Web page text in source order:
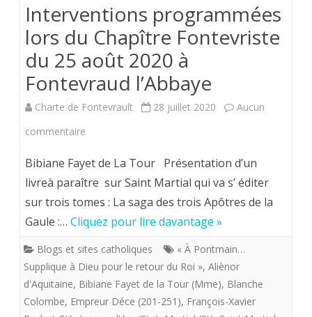
août)
aux
Rencontres
du
Mardi
Août
2020
Interventions programmées
lors du Chapître Fontevriste
du 25 août 2020 à
Fontevraud l’Abbaye
Charte de Fontevrault 28 juillet 2020
Aucun
commentaire
programmées
lors
du
Chapître
Fontevriste
du
Bibiane Fayet de La Tour Présentation d’un
livreà paraître sur Saint Martial qui va s’ éditer
sur trois tomes : La saga des trois Apôtres de la
Gaule :… Cliquez pour lire davantage »
Blogs et sites catholiques
« À Pontmain…
Supplique à Dieu pour le retour du Roi », Aliènor
d'Aquitaine, Bibiane Fayet de la Tour (Mme), Blanche
Colombe, Empreur Déce (201-251), François-Xavier